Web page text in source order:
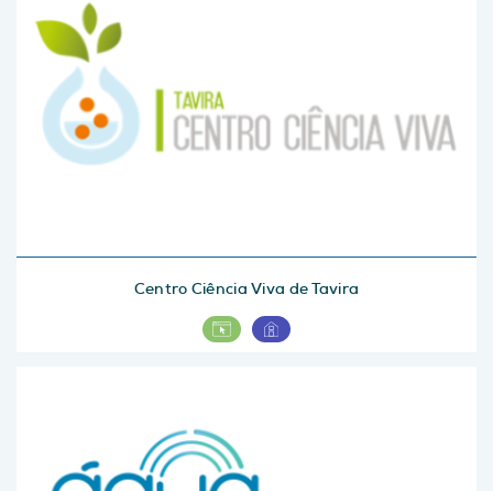
Centro Ciência Viva de Tavira